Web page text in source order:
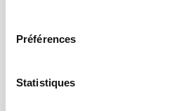
Préférences
Statistiques